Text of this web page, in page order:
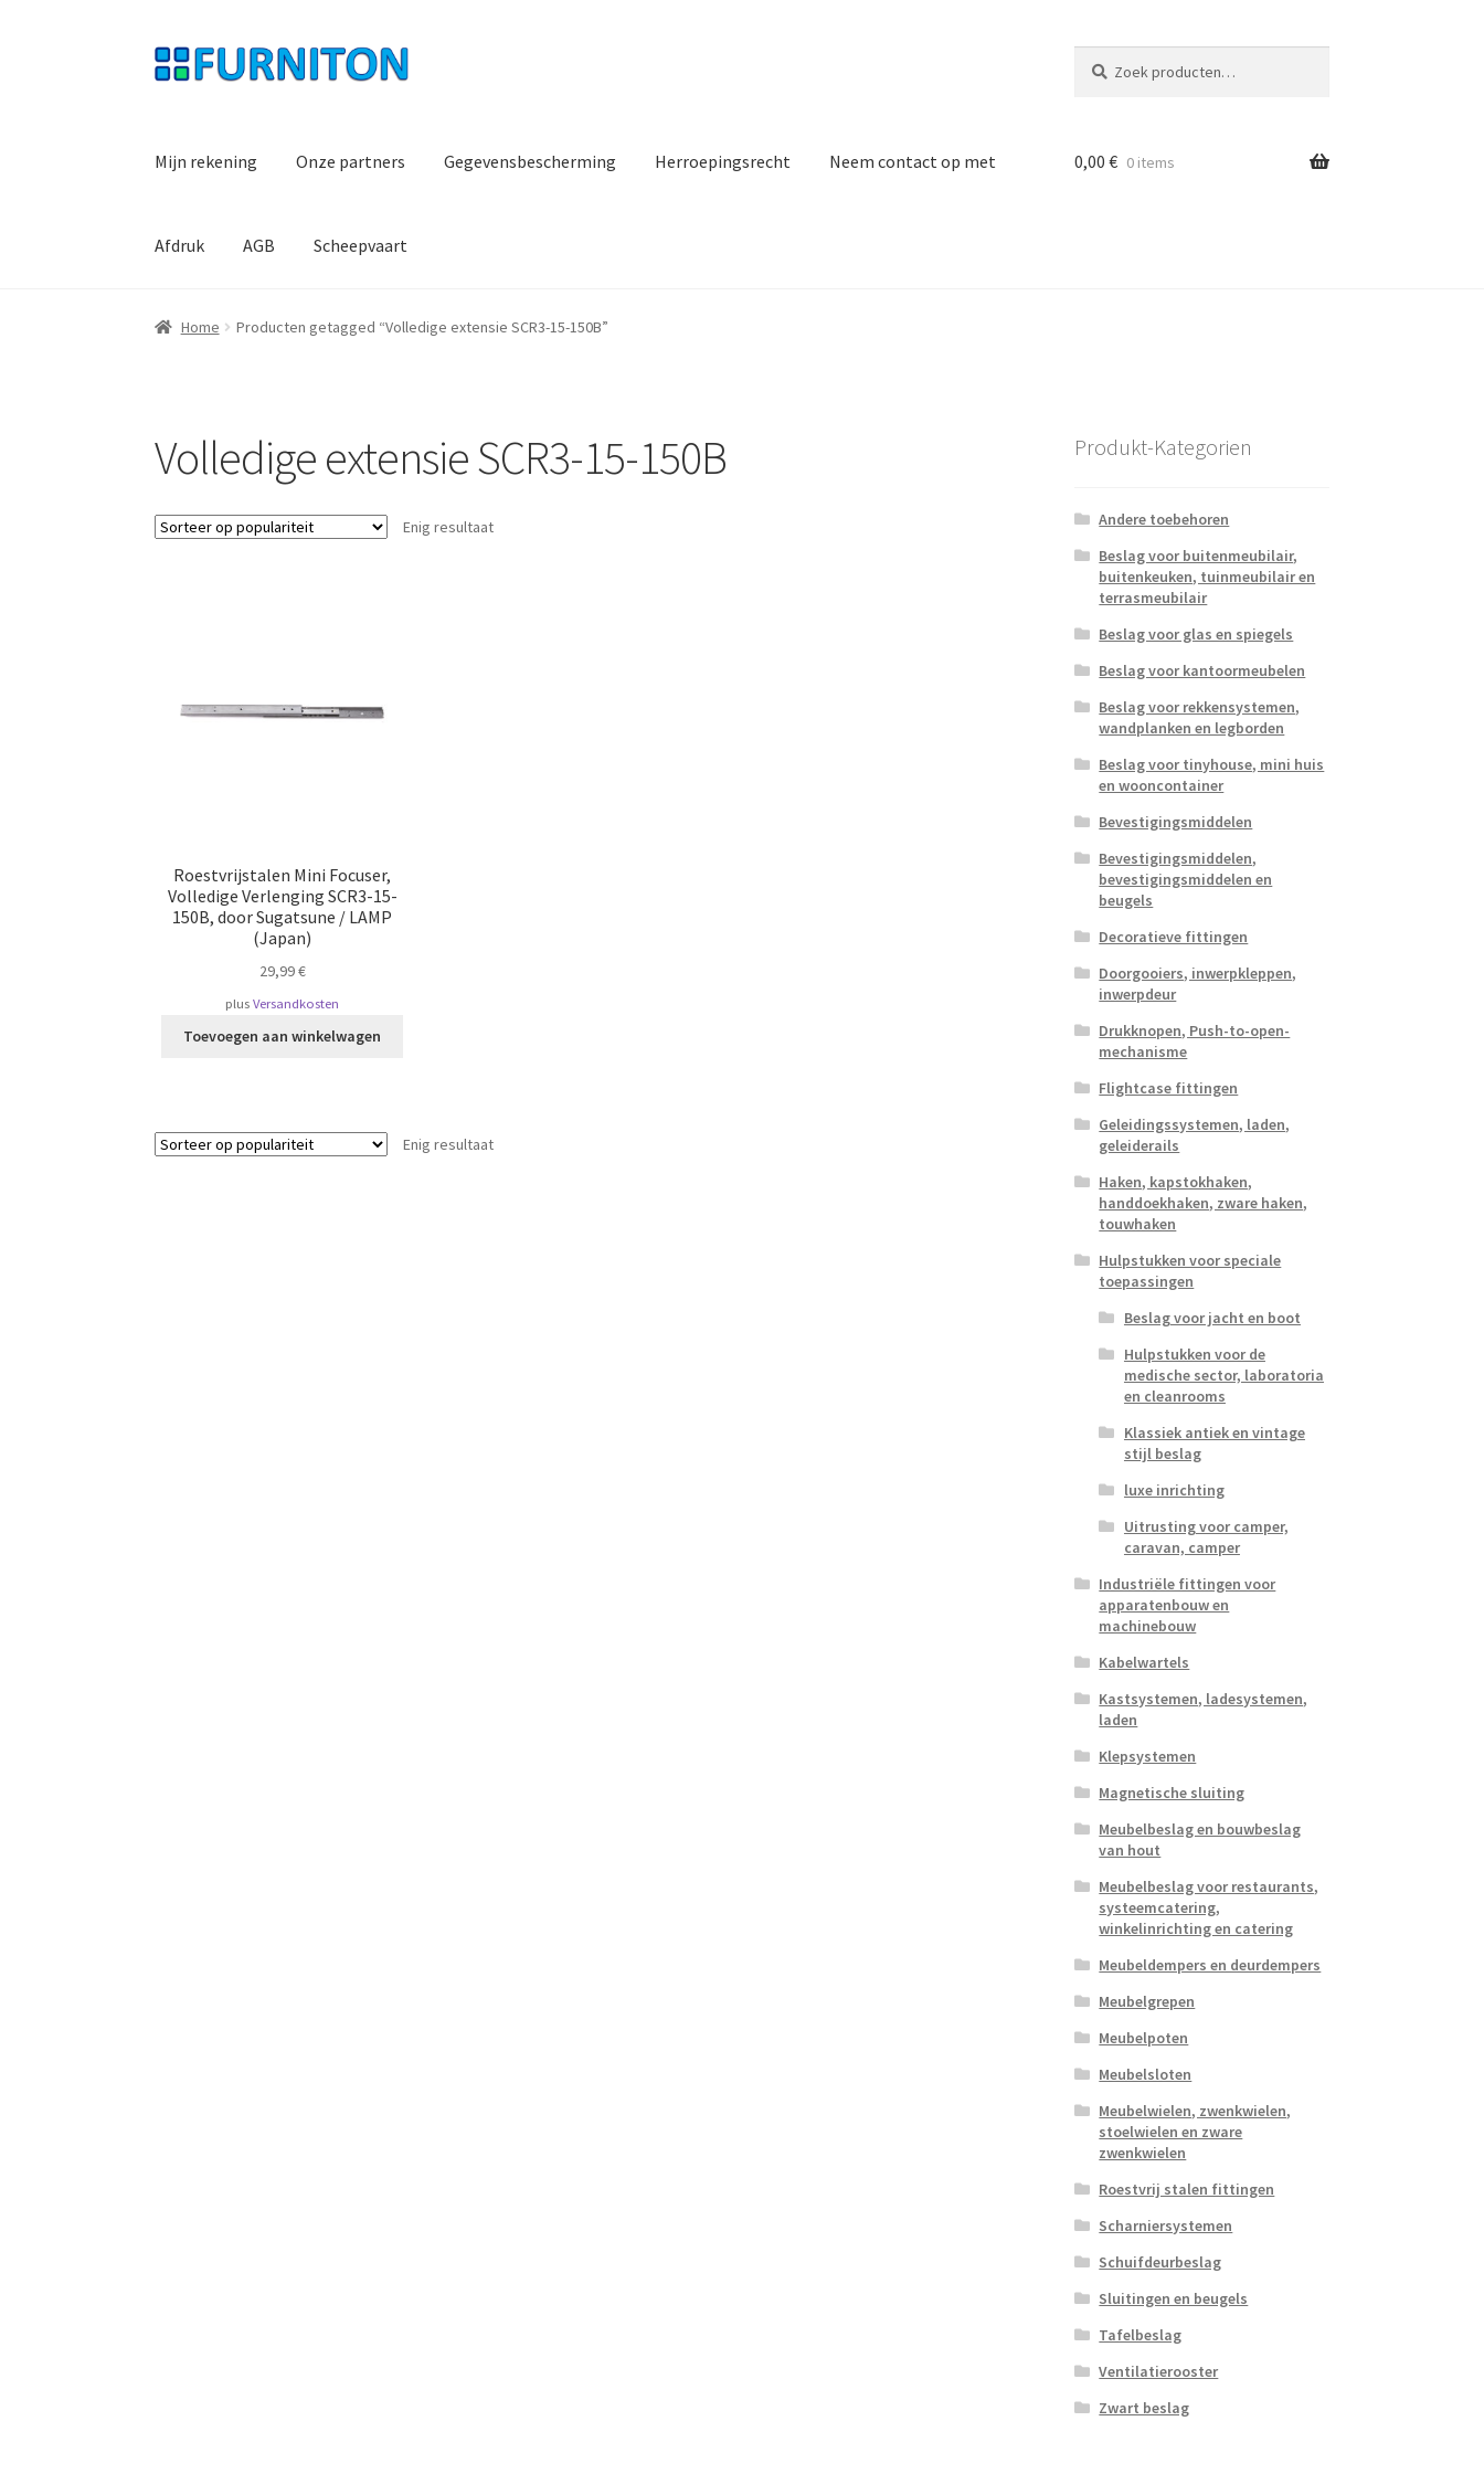
Ga
door
Ga
naar
naar:
Mijn rekening Onze partners Gegevensbescherming Herroepingsrecht Neem contact op met
Afdruk AGB Scheepvaart
0,00 € 0 items
Home Producten getagged “Volledige extensie SCR3-15-150B”
Volledige extensie SCR3-15-150B
Enig resultaat
Roestvrijstalen Mini Focuser,
Volledige Verlenging SCR3-15-
150B, door Sugatsune / LAMP
(Japan)
29,99€
plusVersandkosten
Toevoegen aan winkelwagen
Enig resultaat
Produkt-Kategorien
Andere toebehoren
Beslag voor buitenmeubilair,
buitenkeuken, tuinmeubilair en
terrasmeubilair
Beslag voor glas en spiegels
Beslag voor kantoormeubelen
Beslag voor rekkensystemen,
wandplanken en legborden
Beslag voor tinyhouse, mini huis
en wooncontainer
Bevestigingsmiddelen
Bevestigingsmiddelen,
bevestigingsmiddelen en
beugels
Decoratieve fittingen
Doorgooiers, inwerpkleppen,
inwerpdeur
Drukknopen, Push-to-open-
mechanisme
Flightcase fittingen
Geleidingssystemen, laden,
geleiderails
Haken, kapstokhaken,
handdoekhaken, zware haken,
touwhaken
Hulpstukken voor speciale
toepassingen
Beslag voor jacht en boot
Hulpstukken voor de
medische sector, laboratoria
en cleanrooms
Klassiek antiek en vintage
stijl beslag
luxe inrichting
Uitrusting voor camper,
caravan, camper
Industriële fittingen voor
apparatenbouw en
machinebouw
Kabelwartels
Kastsystemen, ladesystemen,
laden
Klepsystemen
Magnetische sluiting
Meubelbeslag en bouwbeslag
van hout
Meubelbeslag voor restaurants,
systeemcatering,
winkelinrichting en catering
Meubeldempers en deurdempers
Meubelgrepen
Meubelpoten
Meubelsloten
Meubelwielen, zwenkwielen,
stoelwielen en zware
zwenkwielen
Roestvrij stalen fittingen
Scharniersystemen
Schuifdeurbeslag
Sluitingen en beugels
Tafelbeslag
Ventilatierooster
Zwart beslag